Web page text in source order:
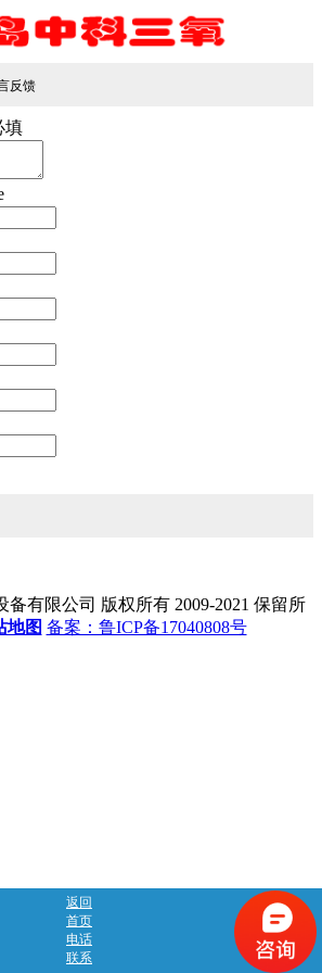
反馈
填
有限公司 版权所有 2009-2021 保留所
地图 备案：鲁ICP备17040808号
返回
首页
电话
联系